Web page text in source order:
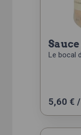
Le bocal
5,60 €